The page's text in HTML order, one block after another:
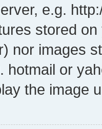
e.g.
stored
nor images
hotmail or
the image